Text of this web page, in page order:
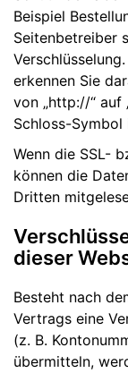
Beispiel
Seitenbetreiber
erkennen Sie
von „http://“ auf
Schloss-Symbol
Wenn die SSL-
können die
Dritten
dieser
Besteht nach
Vertrags eine
(z. B.
übermitteln,